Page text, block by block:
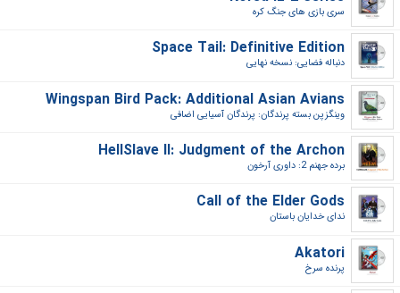
سری بازی های جنگ کره‎
Space Tail: Definitive Edition
دنباله فضایی: نسخه نهایی‎
Wingspan Bird Pack: Additional Asian Avians
وینگزپن بسته پرندگان: پرندگان آسیایی اضافی‎
HellSlave II: Judgment of the Archon
برده جهنم 2: داوری آرخون‎
Call of the Elder Gods
ندای خدایان باستان‎
Akatori
پرنده سرخ‎